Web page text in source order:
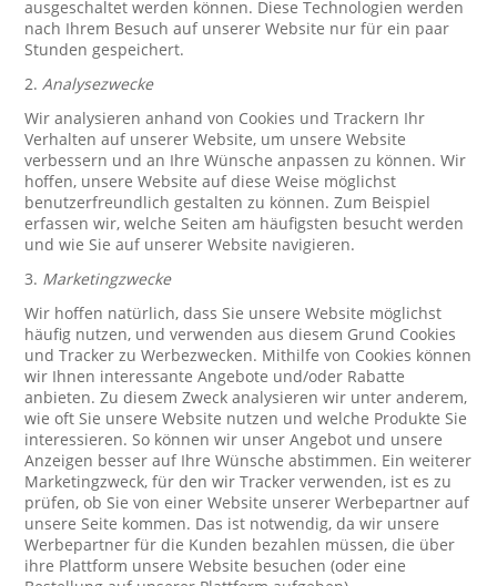
ausgeschaltet werden können. Diese Technologien werden
nach Ihrem Besuch auf unserer Website nur für ein paar
Stunden gespeichert.
2.Analysezwecke
Wir analysieren anhand von Cookies und Trackern Ihr
Verhalten auf unserer Website, um unsere Website
verbessern und an Ihre Wünsche anpassen zu können. Wir
hoffen, unsere Website auf diese Weise möglichst
benutzerfreundlich gestalten zu können. Zum Beispiel
erfassen wir, welche Seiten am häufigsten besucht werden
und wie Sie auf unserer Website navigieren.
3. Marketingzwecke
Wir hoffen natürlich, dass Sie unsere Website möglichst
häufig nutzen, und verwenden aus diesem Grund Cookies
und Tracker zu Werbezwecken. Mithilfe von Cookies können
wir Ihnen interessante Angebote und/oder Rabatte
anbieten. Zu diesem Zweck analysieren wir unter anderem,
wie oft Sie unsere Website nutzen und welche Produkte Sie
interessieren. So können wir unser Angebot und unsere
Anzeigen besser auf Ihre Wünsche abstimmen. Ein weiterer
Marketingzweck, für den wir Tracker verwenden, ist es zu
prüfen, ob Sie von einer Website unserer Werbepartner auf
unsere Seite kommen. Das ist notwendig, da wir unsere
Werbepartner für die Kunden bezahlen müssen, die über
ihre Plattform unsere Website besuchen (oder eine